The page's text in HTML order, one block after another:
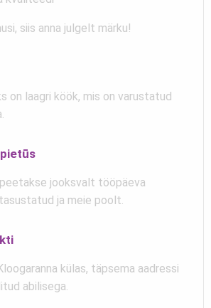
siis anna julgelt märku!
on laagri köök, mis on varustatud
peetakse jooksvalt tööpäeva
ja meie poolt.
külas, täpsema aadressi
abilisega.